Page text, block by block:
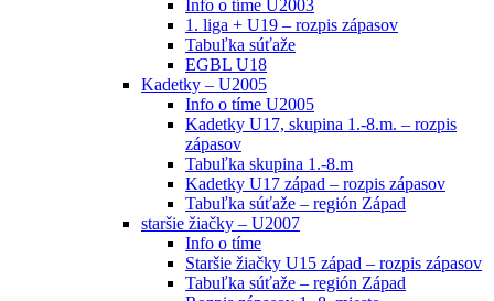
Info o tíme U2003
1. liga + U19 – rozpis zápasov
Tabuľka súťaže
EGBL U18
Kadetky – U2005
Info o tíme U2005
Kadetky U17, skupina 1.-8.m. – rozpis
zápasov
Tabuľka skupina 1.-8.m
Kadetky U17 západ – rozpis zápasov
Tabuľka súťaže – región Západ
staršie žiačky – U2007
Info o tíme
Staršie žiačky U15 západ – rozpis zápasov
Tabuľka súťaže – región Západ